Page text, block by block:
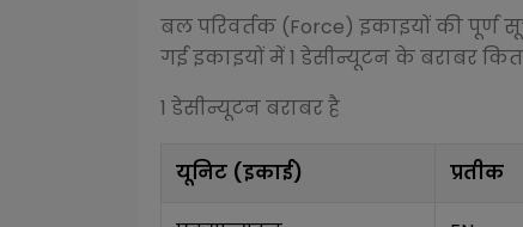
बल परिवर्तक (Force) इकाइयों की पूर्ण
गई इकाइयों में 1 डेसीन्यूटनके बराबर
1 डेसीन्यूटनबराबर है
यूनिट (इकाई) प्रतीक